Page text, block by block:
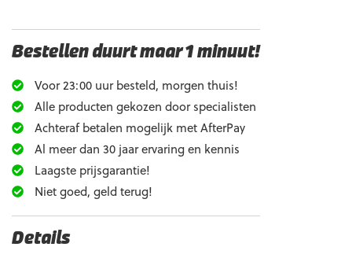
Bestellen duurt maar 1 minuut!
Voor 23:00 uur besteld, morgen thuis!
Alle producten gekozen door specialisten
Achteraf betalen mogelijk met AfterPay
Al meer dan 30 jaar ervaring en kennis
Laagste prijsgarantie!
Niet goed, geld terug!
Details